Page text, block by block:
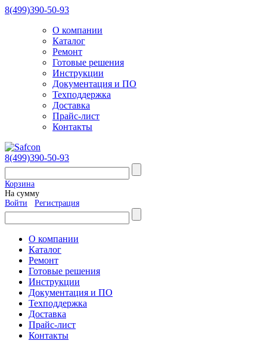
8(499)390-50-93
О компании
Каталог
Ремонт
Готовые решения
Инструкции
Документация и ПО
Техподдержка
Доставка
Прайс-лист
Контакты
8(499)390-50-93
Корзина
На сумму
Войти
Регистрация
О компании
Каталог
Ремонт
Готовые решения
Инструкции
Документация и ПО
Техподдержка
Доставка
Прайс-лист
Контакты